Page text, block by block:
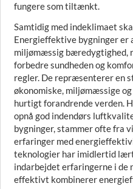
fungere som tiltænkt.
Samtidig med indeklimaet
Energieffektive bygninger er
miljømæssig bæredygtighed,
forbedre sundheden og
regler. De repræsenterer en
økonomiske, miljømæssige
hurtigt forandrende verden.
opnå god indendørs
bygninger, stammer ofte fra
erfaringer med
teknologier har imidlertid
indarbejdet erfaringerne i de
effektivt kombinerer